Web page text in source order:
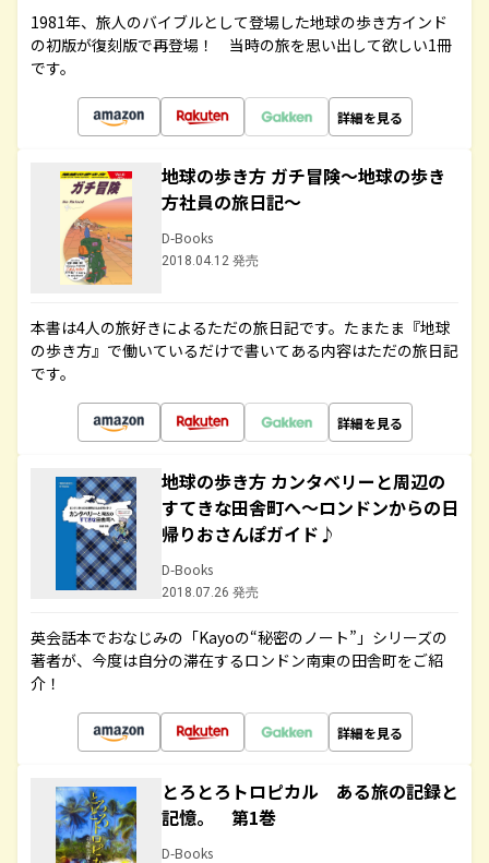
1981年、旅人のバイブルとして登場した地球の歩き方インド
の初版が復刻版で再登場！ 当時の旅を思い出して欲しい1冊
です。
詳細を見る
地球の歩き方 ガチ冒険～地球の歩き
方社員の旅日記～
D-Books
2018.04.12 発売
本書は4人の旅好きによるただの旅日記です。たまたま『地球
の歩き方』で働いているだけで書いてある内容はただの旅日記
です。
詳細を見る
地球の歩き方 カンタベリーと周辺の
すてきな田舎町へ～ロンドンからの日
帰りおさんぽガイド♪
D-Books
2018.07.26 発売
英会話本でおなじみの「Kayoの“秘密のノート”」シリーズの
著者が、今度は自分の滞在するロンドン南東の田舎町をご紹
介！
詳細を見る
とろとろトロピカル ある旅の記録と
記憶。 第1巻
D-Books